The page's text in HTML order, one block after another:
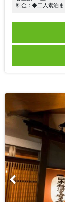
料金：◆二人素泊ま